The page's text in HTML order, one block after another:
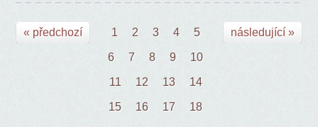
« předchozí 1 2 3 4 5
6 7 8 9 10
11 12 13 14
15 16 17 18
následující »